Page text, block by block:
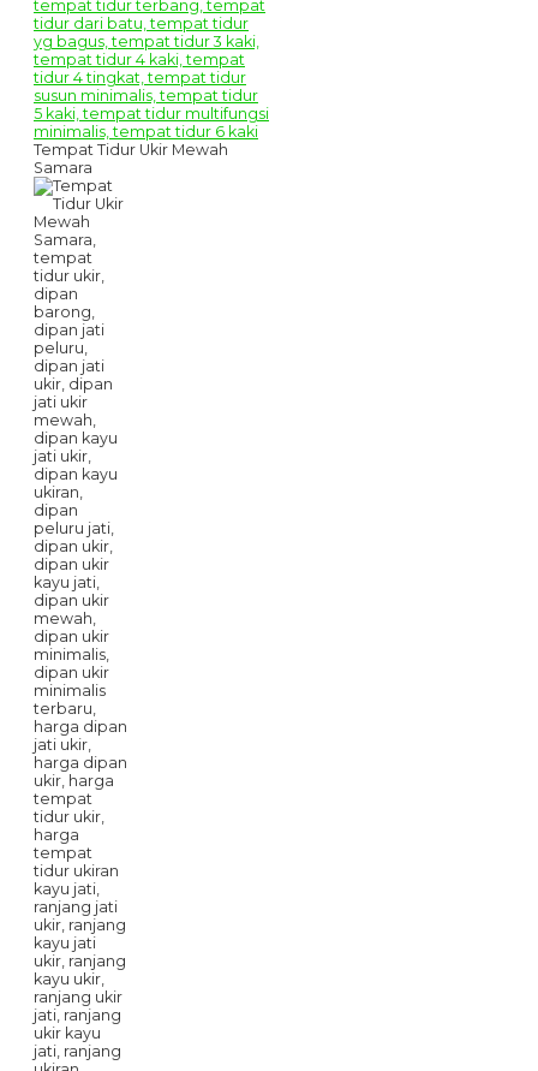
Tempat Tidur Ukir Mewah
Samara